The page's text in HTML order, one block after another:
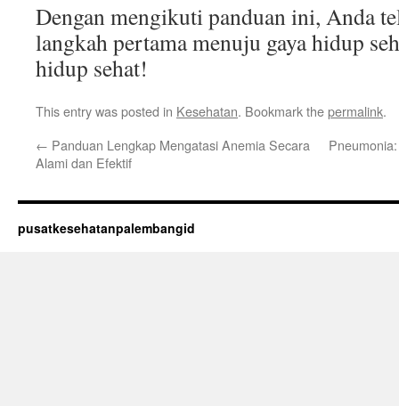
Dengan mengikuti panduan ini, Anda
langkah pertama menuju gaya hidup
hidup sehat!
This entry was posted in Kesehatan. Bookmark thepermalink.
← Panduan Lengkap Mengatasi Anemia Secara
Alami dan Efektif
pusatkesehatanpalembangid